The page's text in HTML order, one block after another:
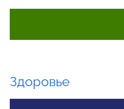
Здоровье